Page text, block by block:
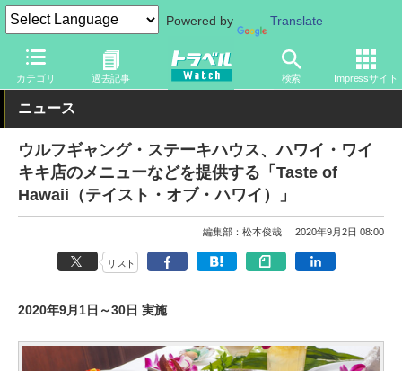
Powered by Translate
カテゴリ 過去記事 検索 Impressサイト
トラベル Watch 地域 海外旅行 ハワイ
ニュース
ウルフギャング・ステーキハウス、ハワイ・ワイ
キキ店のメニューなどを提供する「Taste of
Hawaii（テイスト・オブ・ハワイ）」
編集部：松本俊哉 2020年9月2日 08:00
リスト
2020年9月1日～30日 実施